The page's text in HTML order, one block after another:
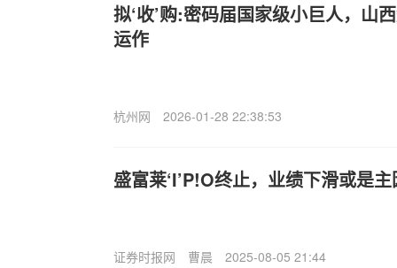
拟‘收’购:密码届国家级小巨人，山
运作
杭州网 2026-01-28 22:38:53
盛富莱‘I’P!O终止，业绩下滑或是主
证券时报网 曹晨 2025-08-05 21:44